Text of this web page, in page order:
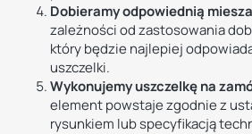
Dobieramy odpowiednią
zależności od zastosowania
który będzie najlepiej
uszczelki.
Wykonujemy uszczelkę na
element powstaje zgodnie z
rysunkiem lub specyfikacją